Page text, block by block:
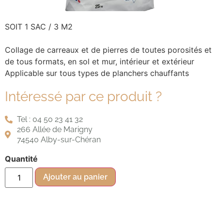
SOIT 1 SAC / 3 M2
Collage de carreaux et de pierres de toutes porosités et
de tous formats, en sol et mur, intérieur et extérieur
Applicable sur tous types de planchers chauffants
Intéressé par ce produit ?
Tel : 04 50 23 41 32
266 Allée de Marigny
74540 Alby-sur-Chéran
Quantité
Ajouter au panier